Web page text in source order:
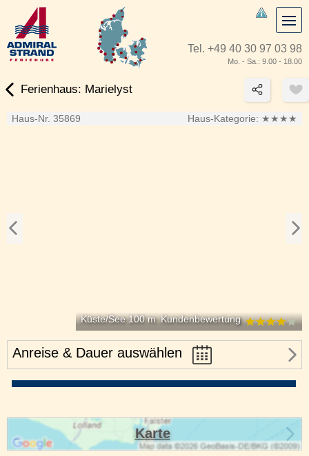
Tel. +49 40 30 97 03 98
Mo. - Sa.: 9.00 - 18.00
Ferienhaus: Marielyst
Haus-Nr. 35869 Haus-Kategorie: ★★★★
Küste/See 100 m Kundenbewertung
Anreise & Dauer auswählen
Karte